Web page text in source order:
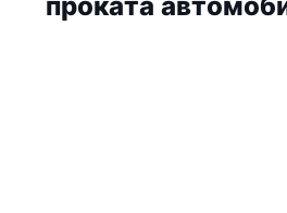
проката